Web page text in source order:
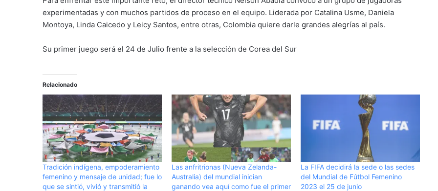
experimentadas y con muchos partidos de proceso en el equipo. Liderada por Catalina Usme, Daniela
Montoya, Linda Caicedo y Leicy Santos, entre otras, Colombia quiere darle grandes alegrías al país.
Su primer juego será el 24 de Julio frente a la selección de Corea del Sur
Relacionado
Tradición indígena, empoderamiento
femenino y mensaje de unidad; fue lo
que se sintió, vivió y transmitió la
Las anfritrionas (Nueva Zelanda-
Australia) del mundial inician
ganando vea aquí como fue el primer
La FIFA decidirá la sede o las sedes
del Mundial de Fútbol Femenino
2023 el 25 de junio